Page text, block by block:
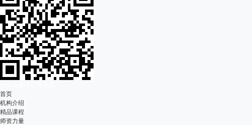
首页
机构介绍
精品课程
师资力量